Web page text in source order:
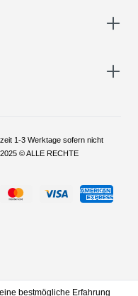
1-3 Werktage sofern nicht
© ALLE RECHTE
bestmögliche Erfahrung